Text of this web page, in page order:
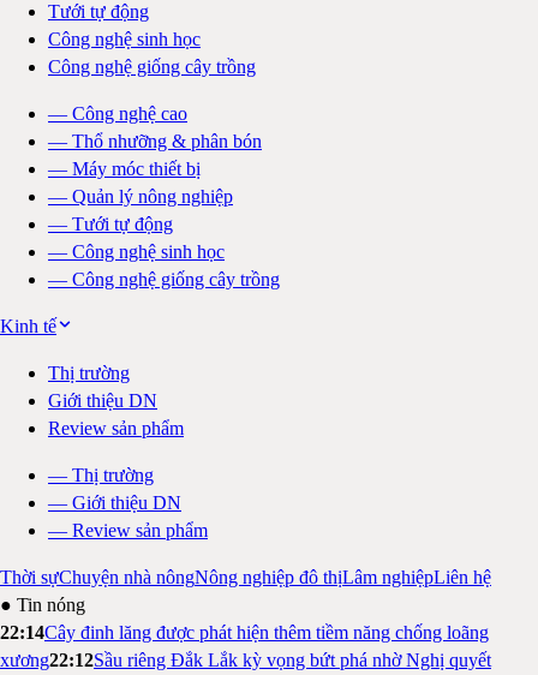
Tưới tự động
Công nghệ sinh học
Công nghệ giống cây trồng
— Công nghệ cao
— Thổ nhưỡng & phân bón
— Máy móc thiết bị
— Quản lý nông nghiệp
— Tưới tự động
— Công nghệ sinh học
— Công nghệ giống cây trồng
Kinh tế
Thị trường
Giới thiệu DN
Review sản phẩm
— Thị trường
— Giới thiệu DN
— Review sản phẩm
Thời sựChuyện nhà nôngNông nghiệp đô thịLâm nghiệpLiên hệ
● Tin nóng
22:14Cây đinh lăng được phát hiện thêm tiềm năng chống loãng
xương22:12Sầu riêng Đắk Lắk kỳ vọng bứt phá nhờ Nghị quyết